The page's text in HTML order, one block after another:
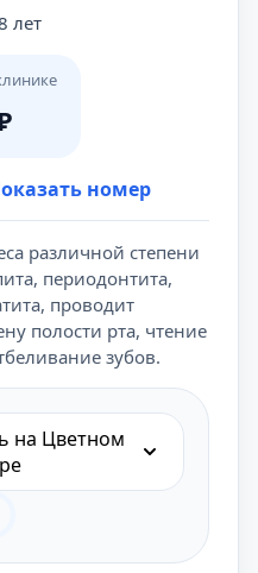
лет
69-47номер
различной степени
периодонтита,
проводит
полости рта, чтение
зубов.
на Цветном